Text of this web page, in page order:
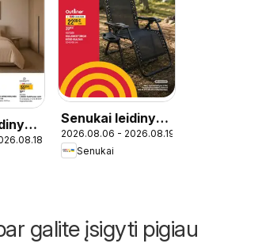
-
21
Senukai leidinys -
Leidinys Nr. 27
2026.08.06 - 2026.08.19
Senukai
galite įsigyti pigiau